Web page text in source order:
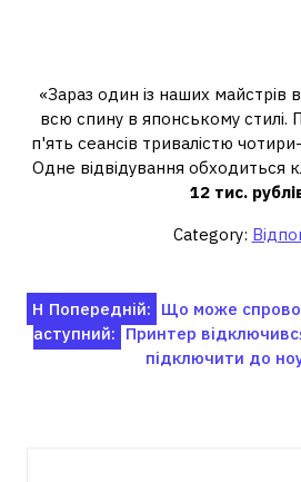
«Зараз один із наших
всю спину в японському стилі.
п'ять сеансів тривалістю
Одне відвідування обходиться
12 тис.
Category:
Навігація
записів
Попередній: Що може
Н
аступний: Принтер
підключити до